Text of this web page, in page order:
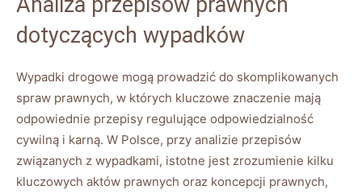
dotyczących wypadków
Wypadki drogowe mogą prowadzić do skomplikowanych
spraw prawnych, w których kluczowe znaczenie mają
odpowiednie przepisy regulujące odpowiedzialność
cywilną i karną. W Polsce, przy analizie przepisów
związanych z wypadkami, istotne jest zrozumienie kilku
kluczowych aktów prawnych oraz koncepcji prawnych,